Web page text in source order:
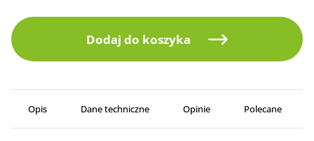
Dodaj do koszyka
Opis Dane techniczne Opinie Polecane